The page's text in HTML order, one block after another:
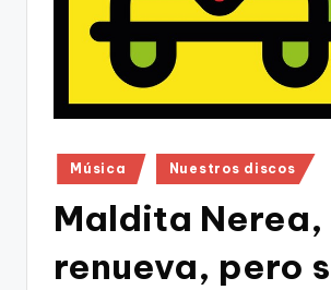
Publicado
en
Música Nuestros discos
Maldita Nerea,
renueva, pero